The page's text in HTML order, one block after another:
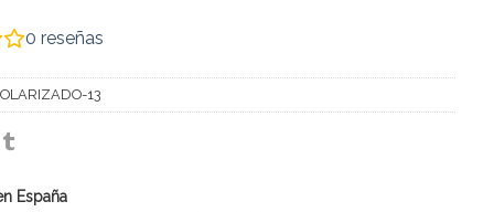
0 reseñas
13
España